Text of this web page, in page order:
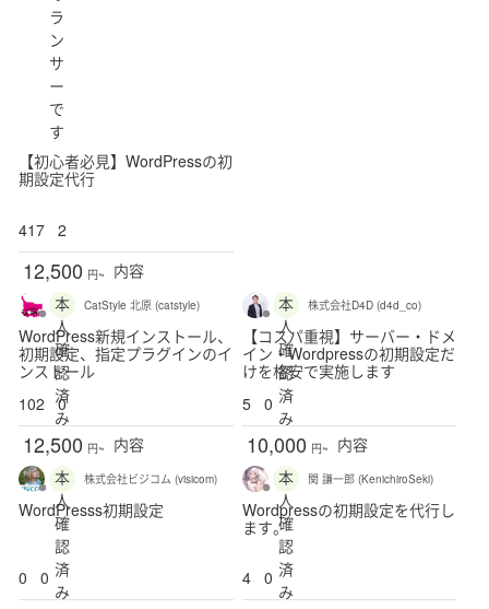
ラ
ン
サ
ー
で
す
【初心者必見】WordPressの初
期設定代行
417 2
12,500 円~ 内容
本
人
確
認
済
み
CatStyle 北原 (catstyle)
WordPress新規インストール、
初期設定、指定プラグインのイ
ンストール
102
0
12,500 円~ 内容
本
人
確
認
済
み
株式会社D4D (d4d_co)
【コスパ重視】サーバー・ドメ
イン・Wordpressの初期設定だ
けを格安で実施します
5
0
10,000 円~
内容
本
人
確
認
済
み
株式会社ビジコム (visicom)
WordPresss初期設定
0 0
本
人
確
認
済
み
関 謙一郎 (KenichiroSeki)
Wordpressの初期設定を代行し
ます。
4 0